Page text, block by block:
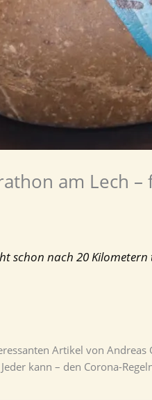
am Lech –
schon nach 20
Artikel von
kann – den Corona-